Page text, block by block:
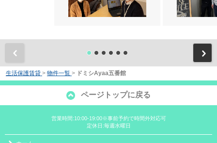
生活保護賃貸 > 物件一覧 > ドミシAyaa五番館
ページトップに戻る
営業時間:10:00-19:00※事前予約で時間外対応可
定休日:毎週水曜日